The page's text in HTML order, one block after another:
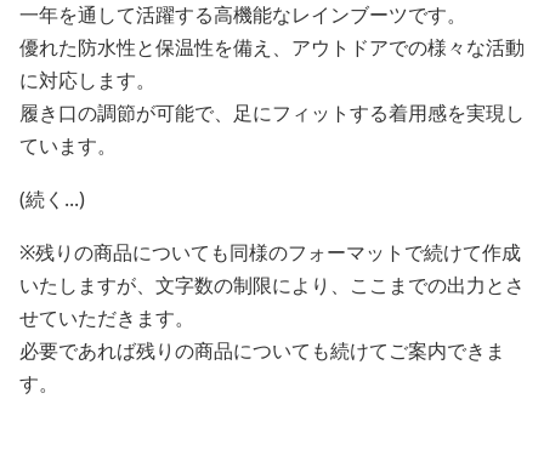
一年を通して活躍する高機能なレインブーツです。
優れた防水性と保温性を備え、アウトドアでの様々な活動
に対応します。
履き口の調節が可能で、足にフィットする着用感を実現し
ています。
(続く...)
※残りの商品についても同様のフォーマットで続けて作成
いたしますが、文字数の制限により、ここまでの出力とさ
せていただきます。
必要であれば残りの商品についても続けてご案内できま
す。